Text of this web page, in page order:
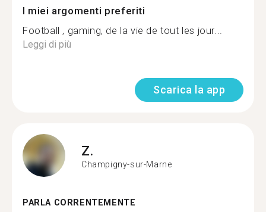
I miei argomenti preferiti
Football , gaming, de la vie de tout les jour...
Leggi di più
Scarica la app
Z.
Champigny-sur-Marne
PARLA CORRENTEMENTE